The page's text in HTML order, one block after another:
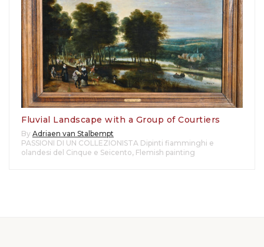
Fluvial Landscape with a Group of Courtiers
By Adriaen van Stalbempt
PASSIONI DI UN COLLEZIONISTA Dipinti fiamminghi e
olandesi del Cinque e Seicento, Flemish painting